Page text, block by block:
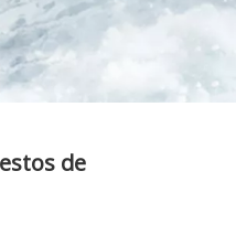
de